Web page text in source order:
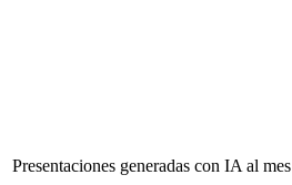
Presentaciones generadas con IA al mes